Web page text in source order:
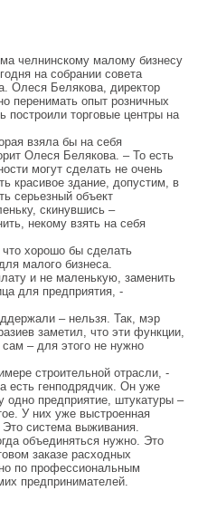
челнинскому малому бизнесу
на собрании совета
Олеся Белякова, директор
перенимать опыт розничных
построили торговые центры на
взяла бы на себя
Олеся Белякова. – То есть
могут сделать не очень
красивое здание, допустим, в
серьезный объект
скинувшись –
некому взять на себя
хорошо бы сделать
малого бизнеса.
и не маленькую, заменить
для предприятия, -
– нельзя. Так, мэр
заметил, что эти функции,
– для этого не нужно
строительной отрасли, -
есть генподрядчик. Он уже
одно предприятие, штукатуры –
У них уже выстроенная
система выживания.
объединяться нужно. Это
заказе расходных
по профессиональным
предпринимателей.